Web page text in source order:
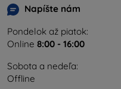
Napíšte nám
Pondelok až piatok:
Online 8:00 - 16:00
Sobota a nedeľa:
Offline